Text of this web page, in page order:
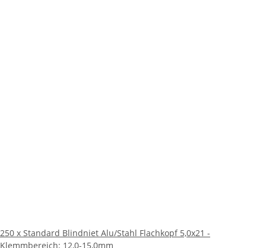
250 x Standard Blindniet Alu/Stahl Flachkopf 5,0x21 -
Klemmbereich: 12,0-15,0mm